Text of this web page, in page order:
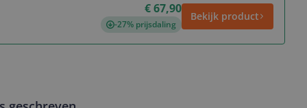
€ 67,90
-27% prijsdaling
Bekijk product